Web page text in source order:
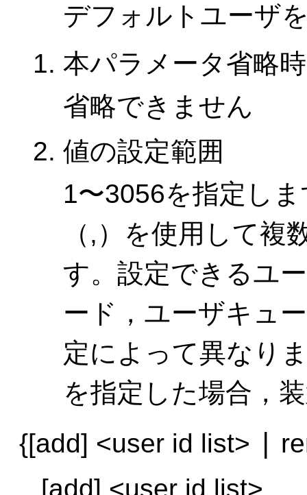
デフォルトユーザ
本パラメータ省略
省略できません
値の設定範囲
1〜3056を指定し
（,）を使用して複
す。設定できるユ
ード，ユーザキュ
定によって異なり
を指定した場合，
{[add] <user id list>
[add] <user id list>